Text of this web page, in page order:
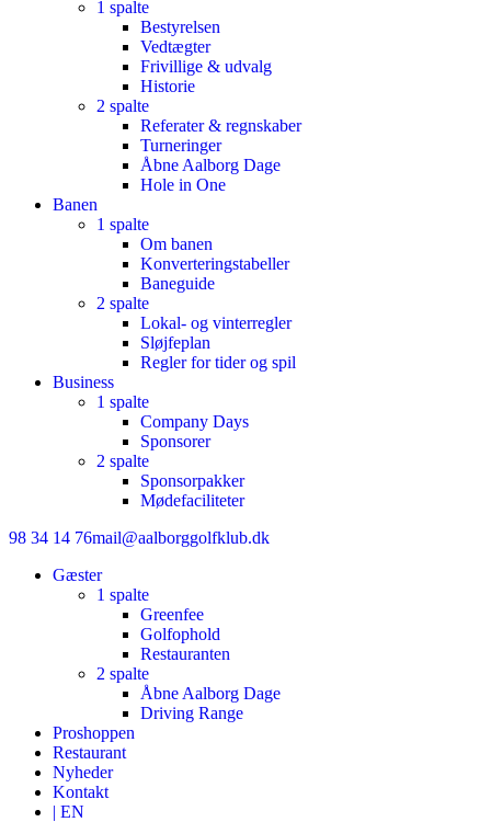
1 spalte
Bestyrelsen
Vedtægter
Frivillige & udvalg
Historie
2 spalte
Referater & regnskaber
Turneringer
Åbne Aalborg Dage
Hole in One
Banen
1 spalte
Om banen
Konverteringstabeller
Baneguide
2 spalte
Lokal- og vinterregler
Sløjfeplan
Regler for tider og spil
Business
1 spalte
Company Days
Sponsorer
2 spalte
Sponsorpakker
Mødefaciliteter
98 34 14 76mail@aalborggolfklub.dk
Gæster
1 spalte
Greenfee
Golfophold
Restauranten
2 spalte
Åbne Aalborg Dage
Driving Range
Proshoppen
Restaurant
Nyheder
Kontakt
| EN